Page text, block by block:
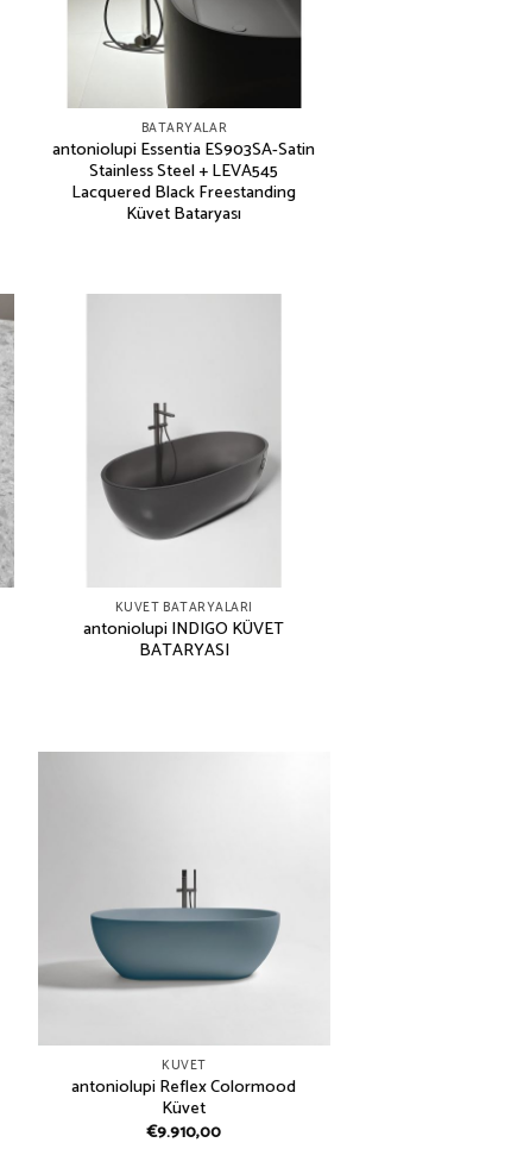
BATARYALAR
antoniolupi Essentia ES903SA-Satin
Stainless Steel + LEVA545
Lacquered Black Freestanding
Küvet Bataryası
KÜVET BATARYALARI
antoniolupi INDIGO KÜVET
BATARYASI
KUVET
antoniolupi Reflex Colormood
Küvet
€9.910,00